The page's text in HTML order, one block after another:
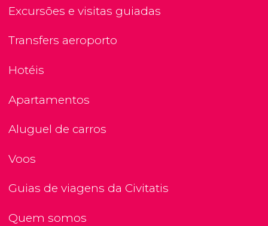
Excursões e visitas guiadas
Transfers aeroporto
Hotéis
Apartamentos
Aluguel de carros
Voos
Guias de viagens da Civitatis
Quem somos